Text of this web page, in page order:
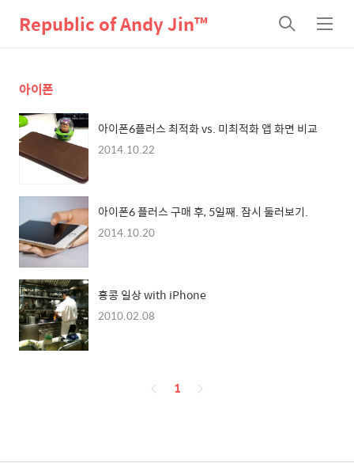
Republic of Andy Jin™
검
색
메
뉴
아이폰
아이폰6플러스 최적화 vs. 미최적화 앱 화면 비교
2014.10.22
아이폰6 플러스 구매 후, 5일째. 잠시 둘러보기.
2014.10.20
홍콩 일상 with iPhone
2010.02.08
페
1